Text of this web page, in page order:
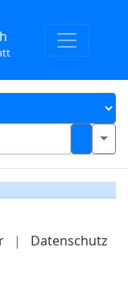
| Datenschutz